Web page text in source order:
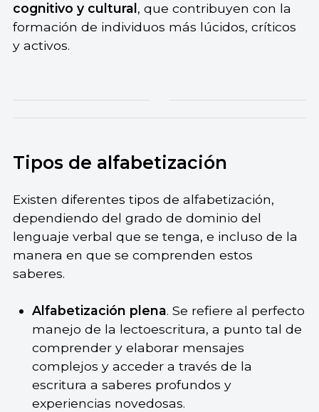
cognitivo y cultural , que contribuyen con la
formación de individuos más lúcidos, críticos
y activos.
Tipos de alfabetización
Existen diferentes tipos de alfabetización,
dependiendo del grado de dominio del
lenguaje verbal que se tenga, e incluso de la
manera en que se comprenden estos
saberes.
Alfabetización plena. Se refiere al perfecto
manejo de la lectoescritura, a punto tal de
comprender y elaborar mensajes
complejos y acceder a través de la
escritura a saberes profundos y
experiencias novedosas.